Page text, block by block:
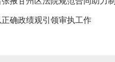
确政绩观引领审执工作